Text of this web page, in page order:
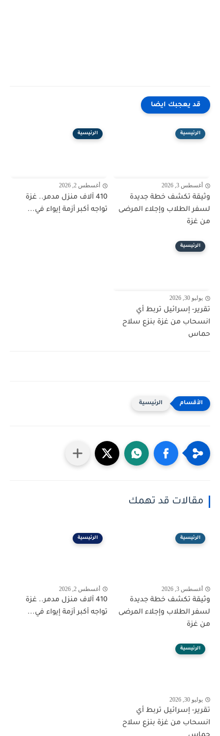
قد يعجبك ايضا
الرئيسية
أغسطس 3, 2026
وثيقة تكشف خطة جديدة
لسفر الطلاب وإجلاء المرضى
من غزة
الرئيسية
أغسطس 2, 2026
410 آلاف منزل مدمر.. غزة
تواجه أكبر أزمة إيواء في...
الرئيسية
يوليو 30, 2026
تقرير- إسرائيل تربط أي
انسحاب من غزة بنزع سلاح
حماس
الرئيسية
مقالات قد تهمك
الرئيسية
أغسطس 3, 2026
وثيقة تكشف خطة جديدة
لسفر الطلاب وإجلاء المرضى
من غزة
الرئيسية
أغسطس 2, 2026
410 آلاف منزل مدمر.. غزة
تواجه أكبر أزمة إيواء في...
الرئيسية
يوليو 30, 2026
تقرير- إسرائيل تربط أي
انسحاب من غزة بنزع سلاح